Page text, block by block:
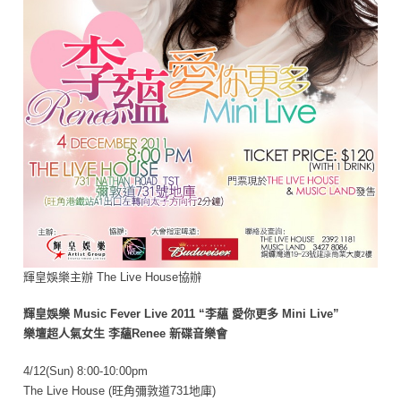
輝皇娛樂主辦 The Live House協辦
輝皇娛樂 Music Fever Live 2011 “李蘊 愛你更多 Mini Live”
樂壇超人氣女生 李蘊Renee 新碟音樂會
4/12(Sun) 8:00-10:00pm
The Live House (旺角彌敦道731地庫)